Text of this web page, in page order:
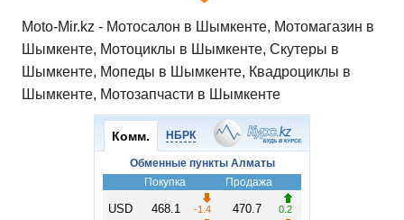
Moto-Mir.kz - Мотосалон в Шымкенте, Мотомагазин в
Шымкенте, Мотоциклы в Шымкенте, Скутеры в
Шымкенте, Мопеды в Шымкенте, Квадроциклы в
Шымкенте, Мотозапчасти в Шымкенте